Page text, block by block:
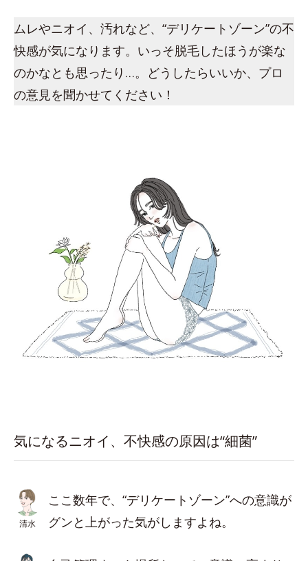
ムレやニオイ、汚れなど、“デリケートゾーン”の不
快感が気になります。いっそ脱毛したほうが楽な
のかなとも思ったり…。どうしたらいいか、プロ
の意見を聞かせてください！
気になるニオイ、不快感の原因は“細菌”
清水
ここ数年で、“デリケートゾーン”への意識が
グンと上がった気がしますよね。